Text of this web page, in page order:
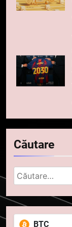
Căutare
Caută
după:
BTC